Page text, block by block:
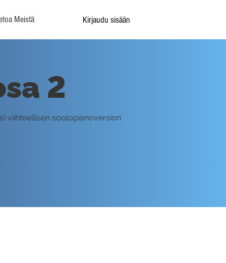
Meistä Kirjaudu sisään
2
viihteellisen soolopianoversion